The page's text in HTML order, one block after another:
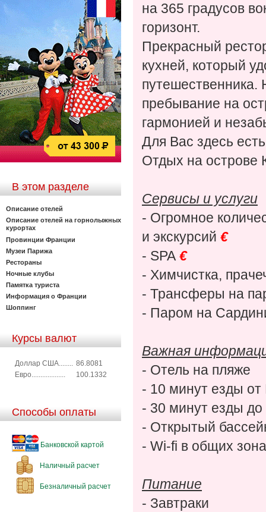
В этом разделе
Описание отелей
Описание отелей на горнолыжных
курортах
Провинции Франции
Музеи Парижа
Рестораны
Ночные клубы
Памятка туриста
Информация о Франции
Шоппинг
Курсы валют
Доллар США........ 86.8081
Евро...................
100.1332
Способы оплаты
Банковской картой
Наличный расчет
Безналичный расчет
на 365 градусов
горизонт.
Прекрасный
кухней, который
путешественника.
пребывание на
гармонией и
Для Вас здесь
Отдых на острове
Сервисы и услуги
- Огромное
и экскурсий €
- SPA €
- Химчистка,
- Трансферы на
- Паром на
Важная
- Отель на пляже
- 10 минут езды
- 30 минут езды
- Открытый
- Wi-fi в общих
Питание
- Завтраки